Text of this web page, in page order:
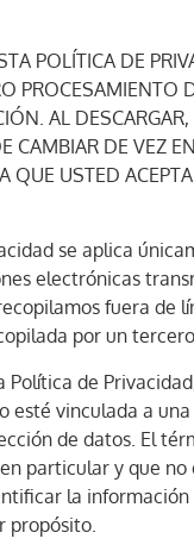
POLÍTICA DE
PROCESAMIENTO
AL
CAMBIAR DE VEZ
QUE USTED
se aplica
electrónicas
fuera de
por un
Política de
esté vinculada a
de datos. El
particular y que
la
propósito.